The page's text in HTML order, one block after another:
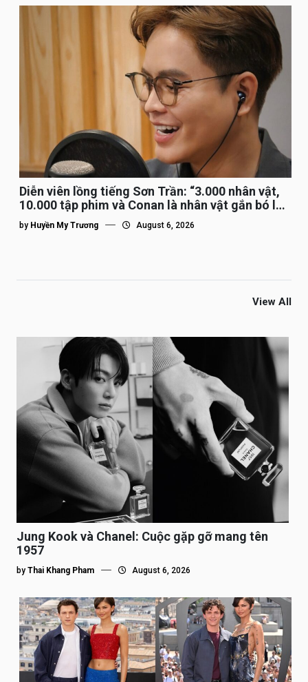
Diễn viên lồng tiếng Sơn Trần: “3.000 nhân vật,
10.000 tập phim và Conan là nhân vật gắn bó lâu
nhất”
by Huyền My Trương August 6, 2026
View All
Jung Kook và Chanel: Cuộc gặp gỡ mang tên
1957
by Thai Khang Pham August 6, 2026